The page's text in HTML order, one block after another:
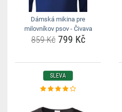
Dámská mikina pre
milovníkov psov - Čivava
859 Kč799 Kč
SLEVA